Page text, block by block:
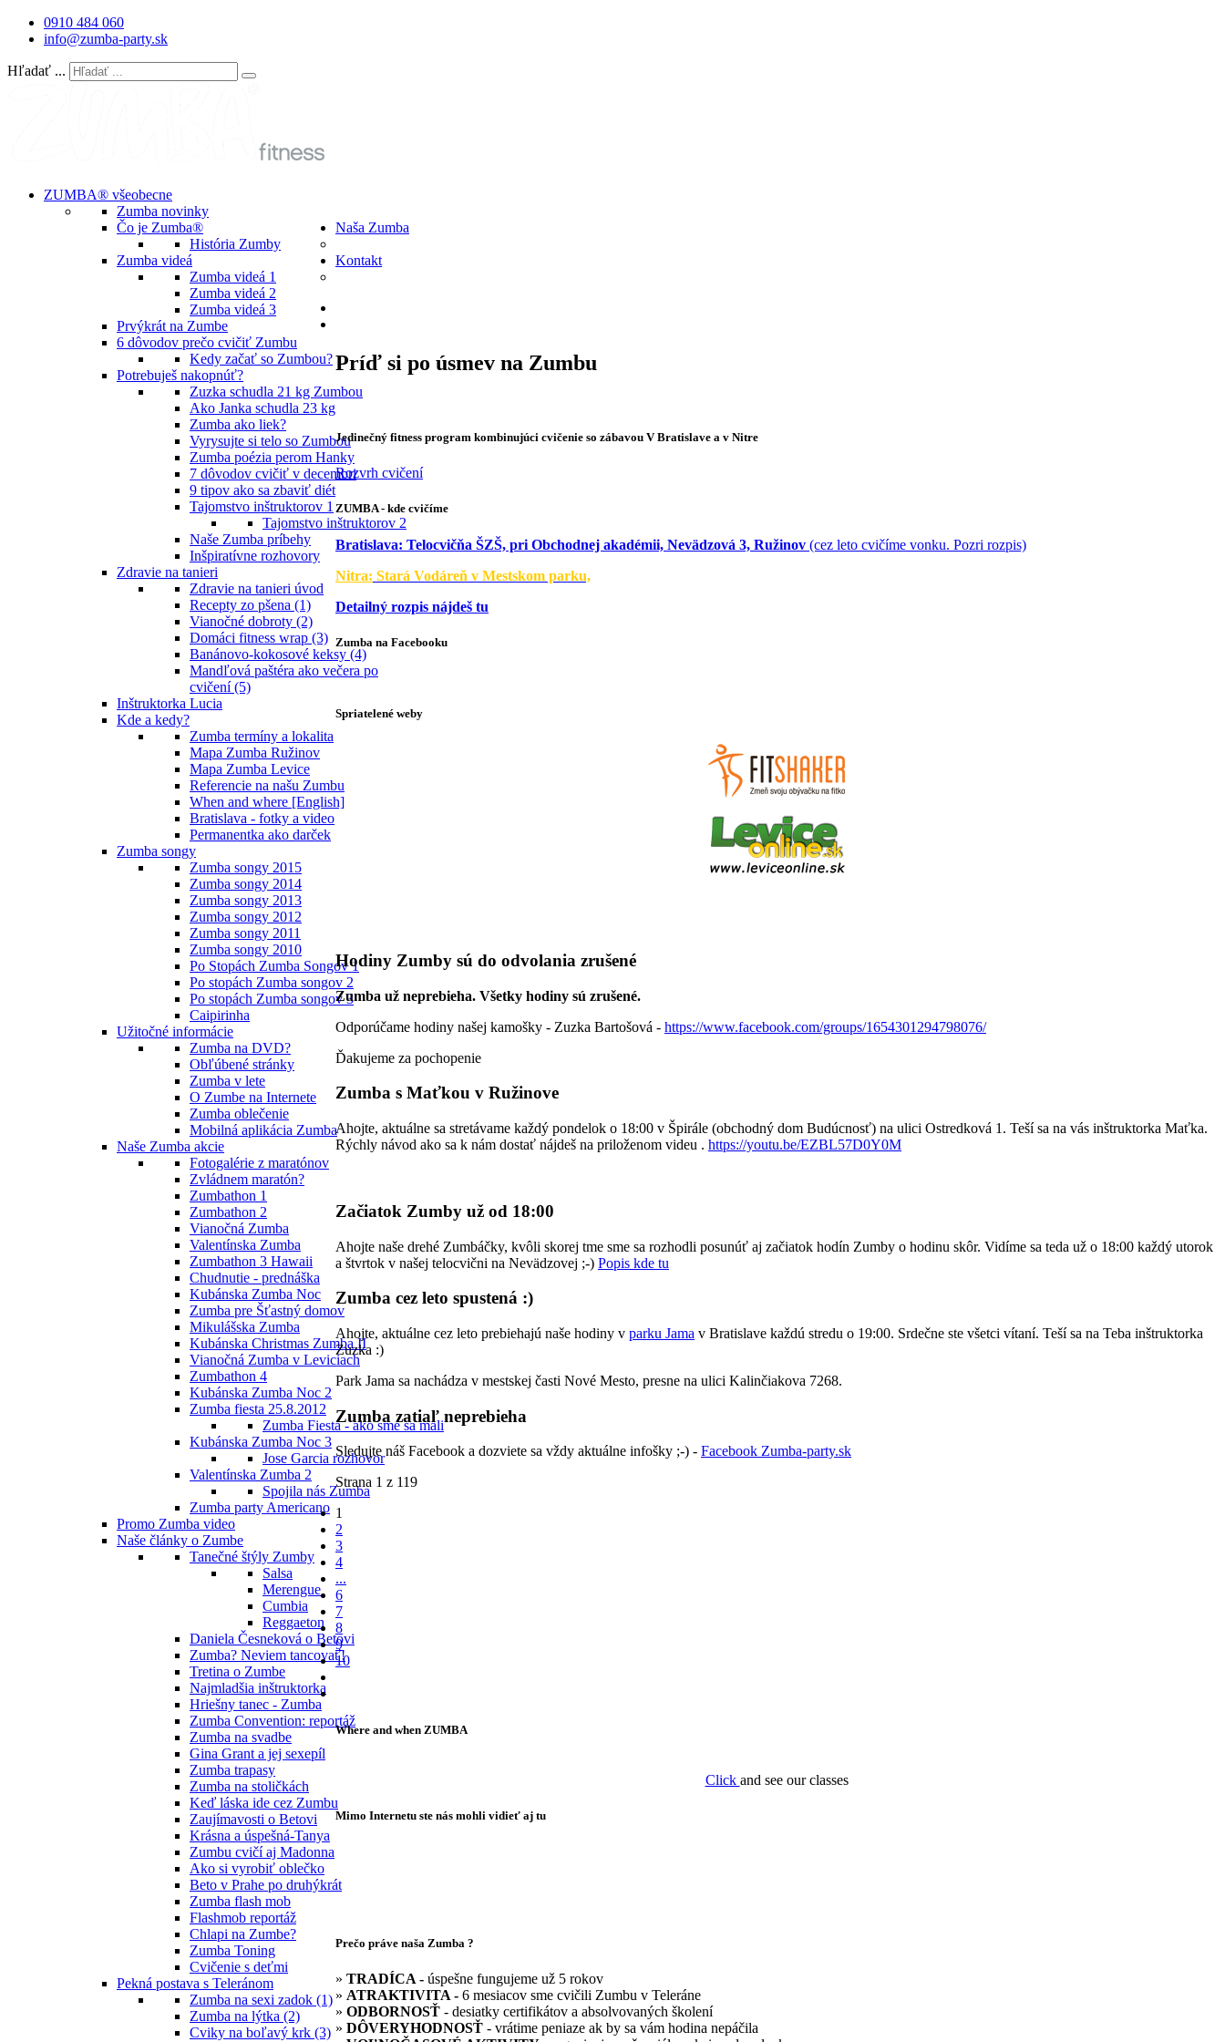
0910 484 060
info@zumba-party.sk
Hľadať ...
ZUMBA® všeobecne
Zumba novinky
Čo je Zumba®
História Zumby
Zumba videá
Zumba videá 1
Zumba videá 2
Zumba videá 3
Prvýkrát na Zumbe
6 dôvodov prečo cvičiť Zumbu
Kedy začať so Zumbou?
Potrebuješ nakopnúť?
Zuzka schudla 21 kg Zumbou
Ako Janka schudla 23 kg
Zumba ako liek?
Vyrysujte si telo so Zumbou
Zumba poézia perom Hanky
7 dôvodov cvičiť v decembri
9 tipov ako sa zbaviť diét
Tajomstvo inštruktorov 1
Tajomstvo inštruktorov 2
Naše Zumba príbehy
Inšpiratívne rozhovory
Naša Zumba
Zdravie na tanieri
Zdravie na tanieri úvod
Recepty zo pšena (1)
Vianočné dobroty (2)
Domáci fitness wrap (3)
Banánovo-kokosové keksy (4)
Mandľová paštéra ako večera po
cvičení (5)
Inštruktorka Lucia
Kde a kedy?
Zumba termíny a lokalita
Mapa Zumba Ružinov
Mapa Zumba Levice
Referencie na našu Zumbu
When and where [English]
Bratislava - fotky a video
Permanentka ako darček
Zumba songy
Zumba songy 2015
Zumba songy 2014
Zumba songy 2013
Zumba songy 2012
Zumba songy 2011
Zumba songy 2010
Po Stopách Zumba Songov 1
Po stopách Zumba songov 2
Po stopách Zumba songov 3
Caipirinha
Užitočné informácie
Zumba na DVD?
Obľúbené stránky
Zumba v lete
O Zumbe na Internete
Zumba oblečenie
Mobilná aplikácia Zumba
Naše Zumba akcie
Fotogalérie z maratónov
Zvládnem maratón?
Zumbathon 1
Zumbathon 2
Vianočná Zumba
Valentínska Zumba
Zumbathon 3 Hawaii
Chudnutie - prednáška
Kubánska Zumba Noc
Zumba pre Šťastný domov
Mikulášska Zumba
Kubánska Christmas Zumba II
Vianočná Zumba v Leviciach
Zumbathon 4
Kubánska Zumba Noc 2
Zumba fiesta 25.8.2012
Zumba Fiesta - ako sme sa mali
Kubánska Zumba Noc 3
Jose Garcia rozhovor
Valentínska Zumba 2
Spojila nás Zumba
Zumba party Americano
Promo Zumba video
Naše články o Zumbe
Tanečné štýly Zumby
Salsa
Merengue
Cumbia
Reggaeton
Daniela Česneková o Betovi
Zumba? Neviem tancovať!
Tretina o Zumbe
Najmladšia inštruktorka
Hriešny tanec - Zumba
Zumba Convention: reportáž
Zumba na svadbe
Gina Grant a jej sexepíl
Zumba trapasy
Zumba na stoličkách
Keď láska ide cez Zumbu
Zaujímavosti o Betovi
Krásna a úspešná-Tanya
Zumbu cvičí aj Madonna
Ako si vyrobiť oblečko
Beto v Prahe po druhýkrát
Zumba flash mob
Flashmob reportáž
Chlapi na Zumbe?
Zumba Toning
Cvičenie s deťmi
Pekná postava s Teleránom
Zumba na sexi zadok (1)
Zumba na lýtka (2)
Cviky na boľavý krk (3)
Kontakt
Príď si po úsmev na Zumbu
Jedinečný fitness program kombinujúci cvičenie so zábavou V Bratislave a v Nitre
Rozvrh cvičení
ZUMBA - kde cvičíme
Bratislava: Telocvičňa ŠZŠ, pri Obchodnej akadémii, Nevädzová 3, Ružinov (cez leto cvičíme vonku. Pozri rozpis)
Nitra: Stará Vodáreň v Mestskom parku,
Detailný rozpis nájdeš tu
Zumba na Facebooku
Spriatelené weby
Hodiny Zumby sú do odvolania zrušené
Zumba už neprebieha. Všetky hodiny sú zrušené.
Odporúčame hodiny našej kamošky - Zuzka Bartošová - https://www.facebook.com/groups/1654301294798076/
Ďakujeme za pochopenie
Zumba s Maťkou v Ružinove
Ahojte, aktuálne sa stretávame každý pondelok o 18:00 v Špirále (obchodný dom Budúcnosť) na ulici Ostredková 1. Teší sa na vás inštruktorka Maťka.
Rýchly návod ako sa k nám dostať nájdeš na priloženom videu . https://youtu.be/EZBL57D0Y0M
Začiatok Zumby už od 18:00
Ahojte naše drehé Zumbáčky, kvôli skorej tme sme sa rozhodli posunúť aj začiatok hodín Zumby o hodinu skôr. Vidíme sa teda už o 18:00 každý utorok
a štvrtok v našej telocvični na Nevädzovej ;-) Popis kde tu
Zumba cez leto spustená :)
Ahojte, aktuálne cez leto prebiehajú naše hodiny v parku Jama v Bratislave každú stredu o 19:00. Srdečne ste všetci vítaní. Teší sa na Teba inštruktorka
Zuzka :)
Park Jama sa nachádza v mestskej časti Nové Mesto, presne na ulici Kalinčiakova 7268.
Zumba zatiaľ neprebieha
Sledujte náš Facebook a dozviete sa vždy aktuálne infošky ;-) - Facebook Zumba-party.sk
Strana 1 z 119
1
2
3
4
...
6
7
8
9
10
Where and when ZUMBA
Click and see our classes
Mimo Internetu ste nás mohli vidieť aj tu
Prečo práve naša Zumba ?
» TRADÍCA - úspešne fungujeme už 5 rokov
» ATRAKTIVITA - 6 mesiacov sme cvičili Zumbu v Teleráne
» ODBORNOSŤ - desiatky certifikátov a absolvovaných školení
» DÔVERYHODNOSŤ - vrátime peniaze ak by sa vám hodina nepáčila